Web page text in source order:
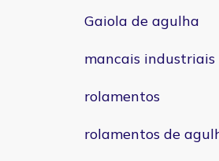
Gaiola de agulha
mancais industriais
rolamentos
rolamentos de